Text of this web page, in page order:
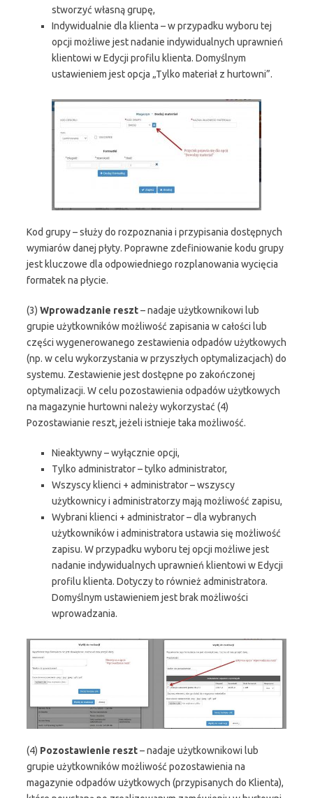
stworzyć własną grupę,
Indywidualnie dla klienta – w przypadku wyboru tej
opcji możliwe jest nadanie indywidualnych uprawnień
klientowi w Edycji profilu klienta. Domyślnym
ustawieniem jest opcja „Tylko materiał z hurtowni”.
Kod grupy – służy do rozpoznania i przypisania dostępnych
wymiarów danej płyty. Poprawne zdefiniowanie kodu grupy
jest kluczowe dla odpowiedniego rozplanowania wycięcia
formatek na płycie.
(3) Wprowadzanie reszt– nadaje użytkownikowi lub
grupie użytkowników możliwość zapisania w całości lub
części wygenerowanego zestawienia odpadów użytkowych
(np. w celu wykorzystania w przyszłych optymalizacjach) do
systemu. Zestawienie jest dostępne po zakończonej
optymalizacji. W celu pozostawienia odpadów użytkowych
na magazynie hurtowni należy wykorzystać (4)
Pozostawianie reszt, jeżeli istnieje taka możliwość.
Nieaktywny – wyłącznie opcji,
Tylko administrator – tylko administrator,
Wszyscy klienci + administrator – wszyscy
użytkownicy i administratorzy mają możliwość zapisu,
Wybrani klienci + administrator – dla wybranych
użytkowników i administratora ustawia się możliwość
zapisu. W przypadku wyboru tej opcji możliwe jest
nadanie indywidualnych uprawnień klientowi w Edycji
profilu klienta. Dotyczy to również administratora.
Domyślnym ustawieniem jest brak możliwości
wprowadzania.
(4) Pozostawienie reszt– nadaje użytkownikowi lub
grupie użytkowników możliwość pozostawienia na
magazynie odpadów użytkowych (przypisanych do Klienta),